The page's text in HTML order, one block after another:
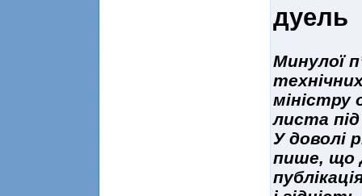
дуель
Минулої
міністру
листа
У доволі
пише, що